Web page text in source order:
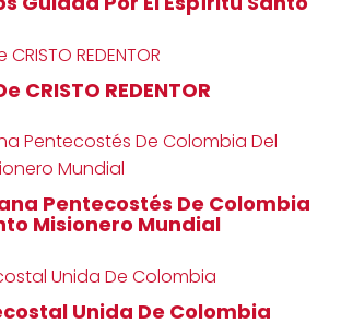
CRISTO REDENTOR
Pentecostés De Colombia
Misionero Mundial
Unida De Colombia